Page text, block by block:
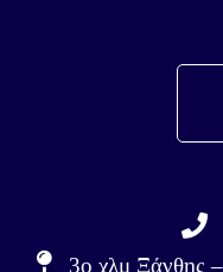
3ο χλμ Ξάνθης